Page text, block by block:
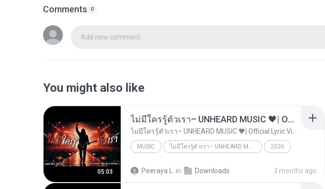
Comments 0
Add new comment
You might also like
05:03
ไม่มีใครรู้ตัวเรา– UNHEARD MUSIC 🖤| Official Lyric Video | เพลงสู้ชีวิต
MUSIC ไม่มีใครรู้ตัวเรา– UNHEARD MUSIC 🖤| Official Lyric Video | เพลงสู้ชีวิต 2026
Peeraya L. in Downloads 3 months ago